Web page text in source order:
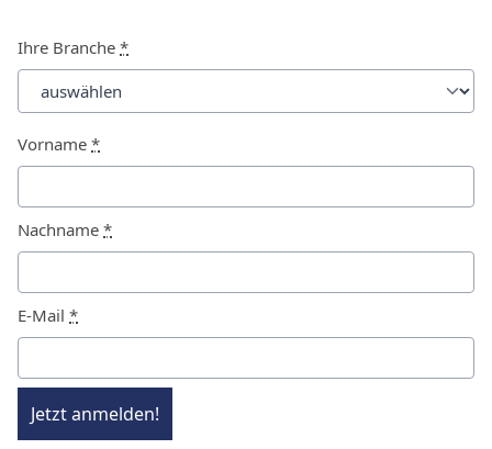
Ihre Branche *
Vorname *
Nachname *
E-Mail *
Jetzt anmelden!